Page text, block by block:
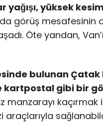
yüksek
görüş mesafesinin
Öte yandan,
bulunan Çatak
kartpostal gibi bir
manzarayı
araçlarıyla